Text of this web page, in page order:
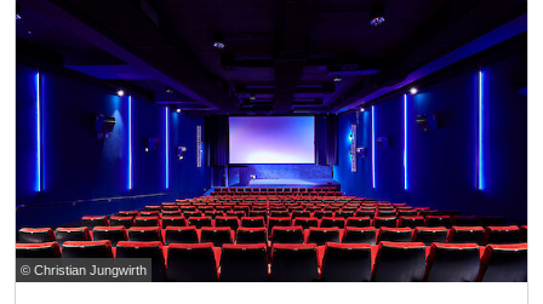
© Christian Jungwirth